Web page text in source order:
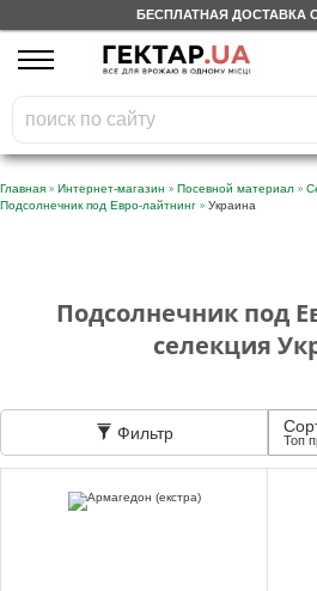
БЕСПЛАТНАЯ ДОСТАВКА
На вашем
бонусном счете
грн
Бесплатно по Украине
Доставка
Отзывы
Главная » Интернет-магазин » Посевной материал »
Подсолнечник под Евро-лайтнинг » Украина
Подсолнечник под
селекция
Фильтр Топ